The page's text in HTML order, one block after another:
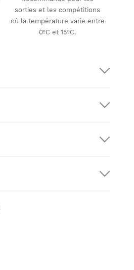
sorties et les compétitions
où la température varie entre
0ºC et 15ºC.